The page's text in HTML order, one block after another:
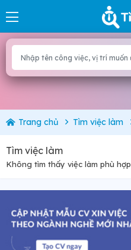
Trang chủ Tìm việc làm
Tìm việc làm
Không tìm thấy việc làm phù hợp